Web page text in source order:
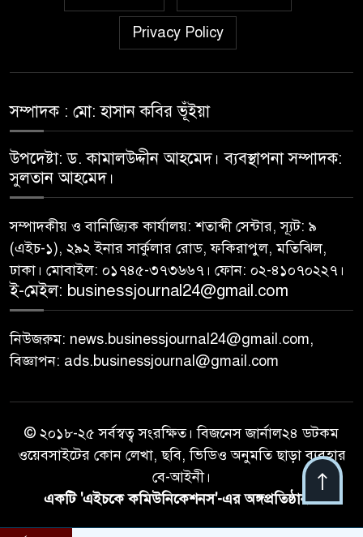
দরপতনের তালিকায় শীর্ষে মেট্রো
স্পিনিং
প্রমাণ পেয়েছে বিএসইসি
সূচকের পতনে ১২১০ কোটি টাকার
৮
আগামী প্রজন্মের জন্য সুস্থ পরিবেশ
চান প্রধানমন্ত্রী
৯
বিএসইসির নতুন কমিশনার হোসেন
Privacy Policy
সম্পাদক : মো: হাসান কবির ভূঁইয়া
উপদেষ্টা: ড. কামালউদ্দীন আহমেদ। ব্যবস্থাপনা সম্পাদক:
সুলতান আহমেদ।
সম্পাদকীয় ও বানিজ্যিক কার্যালয়: শতাব্দী সেন্টার, স্যূট: ৯
(এইচ-১), ২৯২ ইনার সার্কুলার রোড, ফকিরাপুল, মতিঝিল,
ঢাকা। মোবাইল: ০১৭৪৫-৩৭৩৬৬৭। ফোন: ০২-৪১০৭০২২৭।
ই-মেইল: businessjournal24@gmail.com
নিউজরুম: news.businessjournal24@gmail.com,
বিজ্ঞাপন: ads.businessjournal@gmail.com
© ২০১৮-২৫ সর্বস্বত্ব সংরক্ষিত। বিজনেস জার্নাল২৪ ডটকম
ওয়েবসাইটের কোন লেখা, ছবি, ভিডিও অনুমতি ছাড়া ব্যবহার
বে-আইনী।
একটি 'এইচকে কমিউনিকেশনস'-এর অঙ্গপ্রতিষ্ঠান।